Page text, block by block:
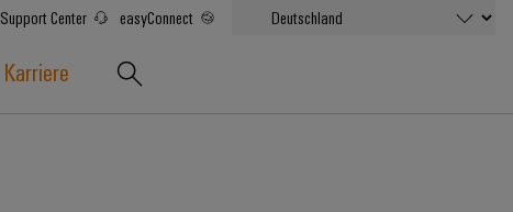
Support Center easyConnect
Karriere